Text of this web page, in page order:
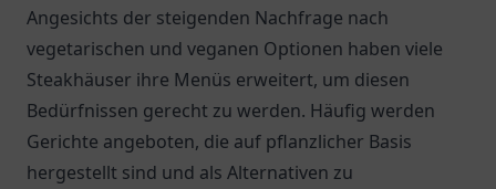
Angesichts der steigenden Nachfrage nach
vegetarischen und veganen Optionen haben viele
Steakhäuser ihre Menüs erweitert, um diesen
Bedürfnissen gerecht zu werden. Häufig werden
Gerichte angeboten, die auf pflanzlicher Basis
hergestellt sind und als Alternativen zu